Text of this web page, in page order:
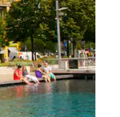
с докосване или